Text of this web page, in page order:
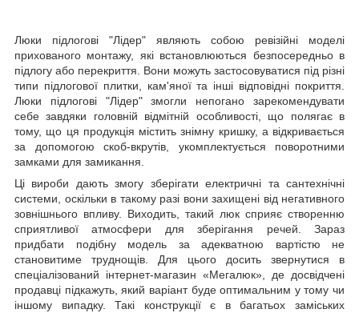
Люки підлогові "Лідер" являють собою ревізійні моделі
прихованого монтажу, які встановлюються безпосередньо в
підлогу або перекриття. Вони можуть застосовуватися під різні
типи підлогової плитки, кам'яної та інші відповідні покриття.
Люки підлогові "Лідер" змогли непогано зарекомендувати
себе завдяки головній відмітній особливості, що полягає в
тому, що ця продукція містить знімну кришку, а відкривається
за допомогою скоб-вкрутів, укомплектується поворотними
замками для замикання.
Ці вироби дають змогу зберігати електричні та сантехнічні
системи, оскільки в такому разі вони захищені від негативного
зовнішнього впливу. Виходить, такий люк сприяє створенню
сприятливої атмосфери для зберігання речей. Зараз
придбати подібну модель за адекватною вартістю не
становитиме труднощів. Для цього досить звернутися в
спеціалізований інтернет-магазин «Мегалюк», де досвідчені
продавці підкажуть, який варіант буде оптимальним у тому чи
іншому випадку. Такі конструкції є в багатьох заміських